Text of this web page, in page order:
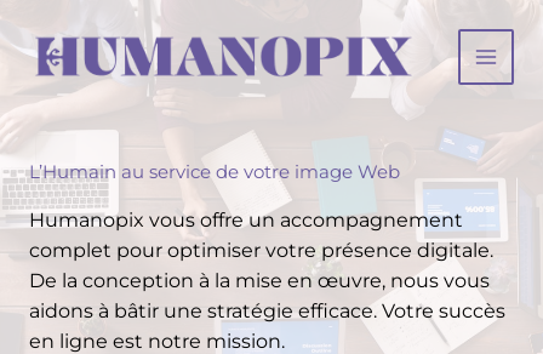
au
contenu
L’Humain au service de votre image Web
Humanopix vous offre un accompagnement
complet pour optimiser votre présence digitale.
De la conception à la mise en œuvre, nous vous
aidons à bâtir une stratégie efficace. Votre succès
en ligne est notre mission.